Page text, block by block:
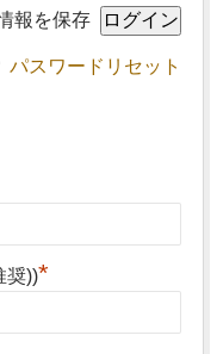
報を保存
パスワードリセット
奨))*